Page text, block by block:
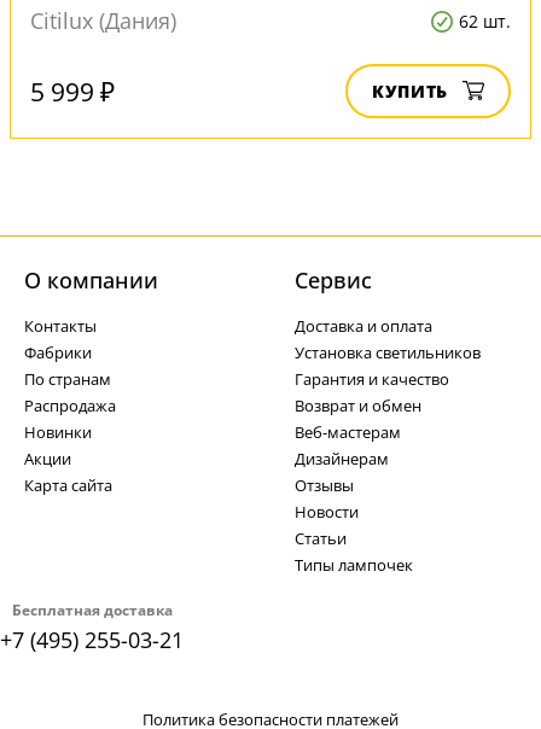
Citilux (Дания)
62 шт.
5 999 ₽ КУПИТЬ
Бесплатная доставка
+7 (495) 255-03-21
О компании
Контакты
Фабрики
По странам
Распродажа
Новинки
Акции
Карта сайта
Cервис
Доставка и оплата
Установка светильников
Гарантия и качество
Возврат и обмен
Веб-мастерам
Дизайнерам
Отзывы
Новости
Статьи
Типы лампочек
Политика безопасности платежей